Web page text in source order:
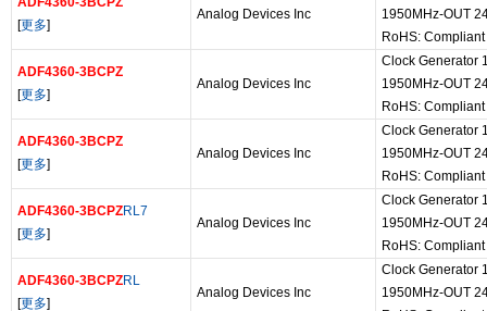
[更多]
Analog Devices Inc
1950MHz-OUT
RoHS: Compliant
ADF4360-3BCPZ
[更多]
Analog Devices Inc
Clock Generator
1950MHz-OUT
RoHS: Compliant
ADF4360-3BCPZ
[更多]
Analog Devices Inc
Clock Generator
1950MHz-OUT
RoHS: Compliant
ADF4360-3BCPZRL7
[更多]
Analog Devices Inc
Clock Generator
1950MHz-OUT
RoHS: Compliant
ADF4360-3BCPZRL
[更多]
Analog Devices Inc
Clock Generator
1950MHz-OUT